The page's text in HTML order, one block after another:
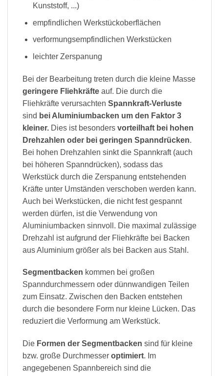
Kunststoff, ...)
empfindlichen Werkstückoberflächen
verformungsempfindlichen Werkstücken
leichter Zerspanung
Bei der Bearbeitung treten durch die kleine Masse
geringere Fliehkräfte auf. Die durch die
Fliehkräfte verursachten Spannkraft-Verluste
sind bei Aluminiumbacken um den Faktor 3
kleiner. Dies ist besonders vorteilhaft bei hohen
Drehzahlen oder bei geringen Spanndrücken.
Bei hohen Drehzahlen sinkt die Spannkraft (auch
bei höheren Spanndrücken), sodass das
Werkstück durch die Zerspanung entstehenden
Kräfte unter Umständen verschoben werden kann.
Auch bei Werkstücken, die nicht fest gespannt
werden dürfen, ist die Verwendung von
Aluminiumbacken sinnvoll. Die maximal zulässige
Drehzahl ist aufgrund der Fliehkräfte bei Backen
aus Aluminium größer als bei Backen aus Stahl.
Segmentbacken kommen bei großen
Spanndurchmessern oder dünnwandigen Teilen
zum Einsatz. Zwischen den Backen entstehen
durch die besondere Form nur kleine Lücken. Das
reduziert die Verformung am Werkstück.
Die Formen der Segmentbacken sind für kleine
bzw. große Durchmesser optimiert. Im
angegebenen Spannbereich sind die